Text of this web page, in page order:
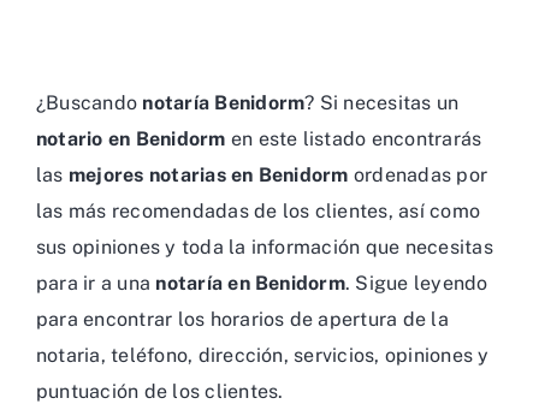
¿Buscando notaría Benidorm? Si necesitas un
notario en Benidorm en este listado encontrarás
las mejores notarias en Benidorm ordenadas por
las más recomendadas de los clientes, así como
sus opiniones y toda la información que necesitas
para ir a una notaría en Benidorm. Sigue leyendo
para encontrar los horarios de apertura de la
notaria, teléfono, dirección, servicios, opiniones y
puntuación de los clientes.